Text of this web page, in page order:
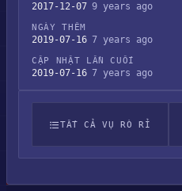
2017-12-07 9 years ago
NGÀY THÊM
2019-07-16 7 years ago
CẬP NHẬT LẦN CUỐI
2019-07-16 7 years ago
TẤT CẢ VỤ RÒ RỈ